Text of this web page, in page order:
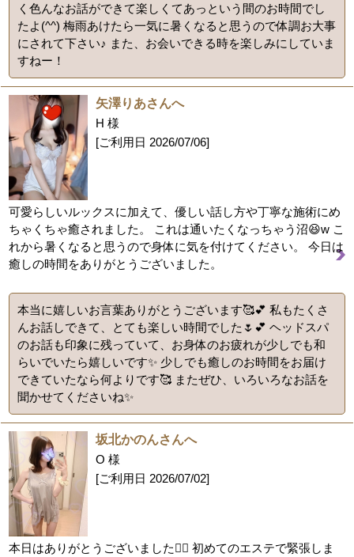
く色んなお話ができて楽しくてあっという間のお時間でし
たよ(^^) 梅雨あけたら一気に暑くなると思うので体調お大事
にされて下さい♪ また、お会いできる時を楽しみにしていま
すねー！
矢澤りあさんへ
H 様
[ご利用日 2026/07/06]
可愛らしいルックスに加えて、優しい話し方や丁寧な施術にめ
ちゃくちゃ癒されました。 これは通いたくなっちゃう沼😆w こ
れから暑くなると思うので身体に気を付けてください。 今日は
癒しの時間をありがとうございました。
本当に嬉しいお言葉ありがとうございます🥰💕 私もたくさ
んお話しできて、とても楽しい時間でした🌷💕 ヘッドスパ
のお話も印象に残っていて、お身体のお疲れが少しでも和
らいでいたら嬉しいです✨ 少しでも癒しのお時間をお届け
できていたなら何よりです🥰 またぜひ、いろいろなお話を
聞かせてくださいね✨
坂北かのんさんへ
O 様
[ご利用日 2026/07/02]
本日はありがとうございました🙇‍♂️ 初めてのエステで緊張しま